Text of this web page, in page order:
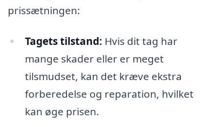
prissætningen:
Tagets tilstand: Hvis dit tag har
mange skader eller er meget
tilsmudset, kan det kræve ekstra
forberedelse og reparation, hvilket
kan øge prisen.